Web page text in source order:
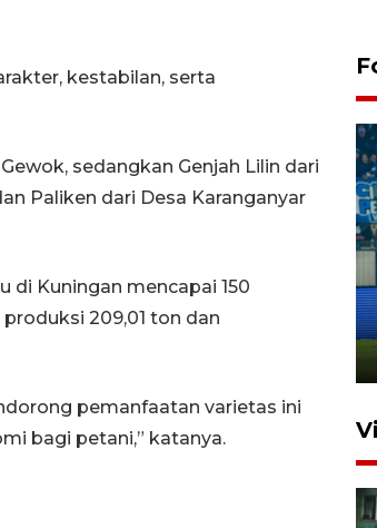
kestabilan, serta
sedangkan Genjah Lilin dari
Paliken dari Desa Karanganyar
di Kuningan mencapai 150
209,01 ton dan
pemanfaatan varietas ini
bagi petani,” katanya.
Penutupan latihan bela negara
manajerial SPPI di